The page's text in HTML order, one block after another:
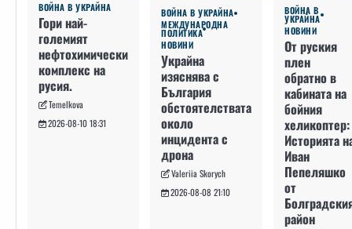
ВОЙНА В УКРАЙНА
Гори най-
големият
нефтохимически
комплекс на
русия.
Temelkova
2026-08-10 18:31
ВОЙНА В УКРАЙНА
МЕЖДУНАРОДНА
ПОЛИТИКА
НОВИНИ
Украйна
изяснява с
България
обстоятелствата
около
инцидента с
дрона
Valeriia Skorych
2026-08-08 21:10
ВОЙНА В
УКРАЙНА
НОВИНИ
От руския
плен
обратно в
кабината на
бойния
хеликоптер:
Историята
Иван
Пепеляшко
от
район